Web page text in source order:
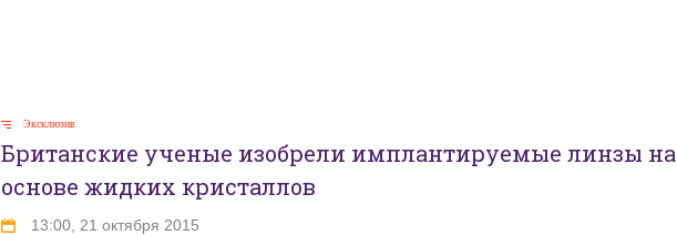
Эксклюзив
Британские ученые изобрели имплантируемые линзы на
основе жидких кристаллов
13:00, 21 октября 2015